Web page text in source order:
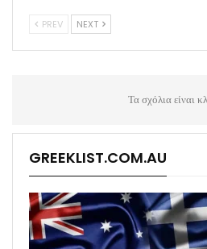
PREV NEXT
Τα σχόλια είναι
GREEKLIST.COM.AU